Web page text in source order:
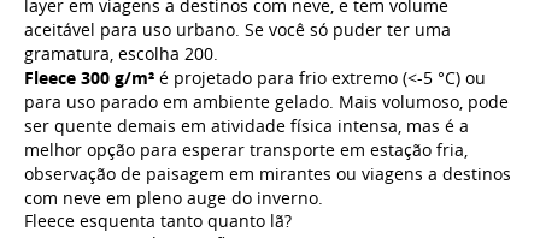
layer em viagens a destinos com neve, e tem volume
aceitável para uso urbano. Se você só puder ter uma
gramatura, escolha 200.
Fleece 300 g/m² é projetado para frio extremo (<-5 °C) ou
para uso parado em ambiente gelado. Mais volumoso, pode
ser quente demais em atividade física intensa, mas é a
melhor opção para esperar transporte em estação fria,
observação de paisagem em mirantes ou viagens a destinos
com neve em pleno auge do inverno.
Fleece esquenta tanto quanto lã?